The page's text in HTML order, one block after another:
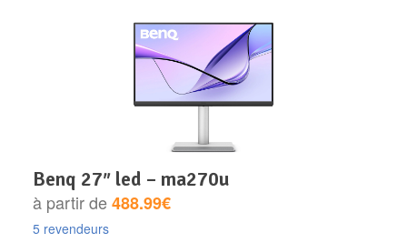
benq 27″ led – ma270u
à partir de488.99€
5 revendeurs